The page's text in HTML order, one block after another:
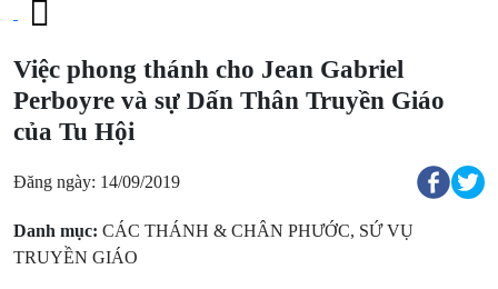
Việc phong thánh cho Jean Gabriel
Perboyre và sự Dấn Thân Truyền Giáo
của Tu Hội
Đăng ngày: 14/09/2019
Danh mục: CÁC THÁNH & CHÂN PHƯỚC, SỨ VỤ
TRUYỀN GIÁO